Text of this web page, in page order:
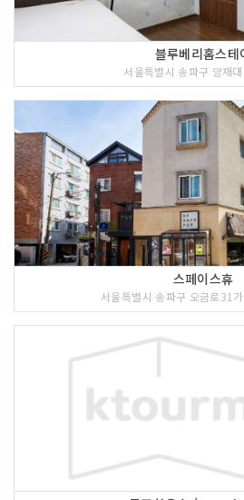
블루베리홈스테
서울특별시 송파구 양재
스페이스휴
서울특별시 송파구 오금로31